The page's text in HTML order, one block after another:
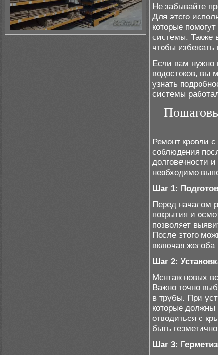
Не забывайте
Для этого
которые
системы. Также
чтобы избежать
Если вам нужно
водостоков, вы
узнать
системы
Ремонт кровли с
соблюдения
долговечности
необходимо
Шаг 1:
Перед началом
покрытия и
позволяет
После этого
включая желоба
Шаг 2:
Монтаж новых
Важно точно
в трубы. При
которые должны
отводиться с
быть
Шаг 3: